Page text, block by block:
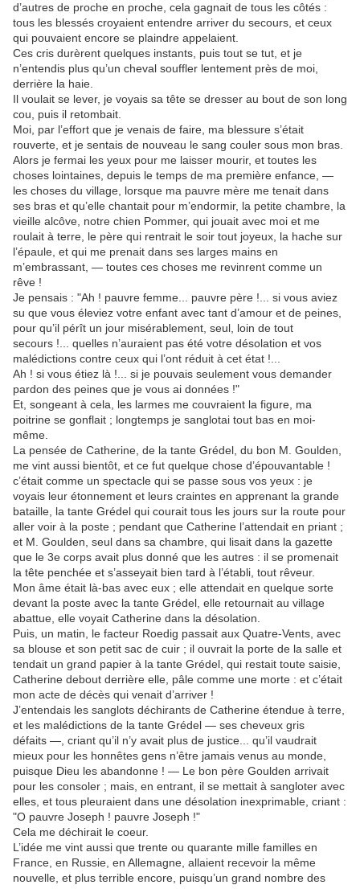
d’autres de proche en proche, cela gagnait de tous les côtés :
tous les blessés croyaient entendre arriver du secours, et ceux
qui pouvaient encore se plaindre appelaient.
Ces cris durèrent quelques instants, puis tout se tut, et je
n’entendis plus qu’un cheval souffler lentement près de moi,
derrière la haie.
Il voulait se lever, je voyais sa tête se dresser au bout de son long
cou, puis il retombait.
Moi, par l’effort que je venais de faire, ma blessure s’était
rouverte, et je sentais de nouveau le sang couler sous mon bras.
Alors je fermai les yeux pour me laisser mourir, et toutes les
choses lointaines, depuis le temps de ma première enfance, —
les choses du village, lorsque ma pauvre mère me tenait dans
ses bras et qu’elle chantait pour m’endormir, la petite chambre, la
vieille alcôve, notre chien Pommer, qui jouait avec moi et me
roulait à terre, le père qui rentrait le soir tout joyeux, la hache sur
l’épaule, et qui me prenait dans ses larges mains en
m’embrassant, — toutes ces choses me revinrent comme un
rêve !
Je pensais : "Ah ! pauvre femme... pauvre père !... si vous aviez
su que vous éleviez votre enfant avec tant d’amour et de peines,
pour qu’il pérît un jour misérablement, seul, loin de tout
secours !... quelles n’auraient pas été votre désolation et vos
malédictions contre ceux qui l’ont réduit à cet état !...
Ah ! si vous étiez là !... si je pouvais seulement vous demander
pardon des peines que je vous ai données !"
Et, songeant à cela, les larmes me couvraient la figure, ma
poitrine se gonflait ; longtemps je sanglotai tout bas en moi-
même.
La pensée de Catherine, de la tante Grédel, du bon M. Goulden,
me vint aussi bientôt, et ce fut quelque chose d’épouvantable !
c’était comme un spectacle qui se passe sous vos yeux : je
voyais leur étonnement et leurs craintes en apprenant la grande
bataille, la tante Grédel qui courait tous les jours sur la route pour
aller voir à la poste ; pendant que Catherine l’attendait en priant ;
et M. Goulden, seul dans sa chambre, qui lisait dans la gazette
que le 3e corps avait plus donné que les autres : il se promenait
la tête penchée et s’asseyait bien tard à l’établi, tout rêveur.
Mon âme était là-bas avec eux ; elle attendait en quelque sorte
devant la poste avec la tante Grédel, elle retournait au village
abattue, elle voyait Catherine dans la désolation.
Puis, un matin, le facteur Roedig passait aux Quatre-Vents, avec
sa blouse et son petit sac de cuir ; il ouvrait la porte de la salle et
tendait un grand papier à la tante Grédel, qui restait toute saisie,
Catherine debout derrière elle, pâle comme une morte : et c’était
mon acte de décès qui venait d’arriver !
J’entendais les sanglots déchirants de Catherine étendue à terre,
et les malédictions de la tante Grédel — ses cheveux gris
défaits —, criant qu’il n’y avait plus de justice... qu’il vaudrait
mieux pour les honnêtes gens n’être jamais venus au monde,
puisque Dieu les abandonne ! — Le bon père Goulden arrivait
pour les consoler ; mais, en entrant, il se mettait à sangloter avec
elles, et tous pleuraient dans une désolation inexprimable, criant :
"O pauvre Joseph ! pauvre Joseph !"
Cela me déchirait le coeur.
L’idée me vint aussi que trente ou quarante mille familles en
France, en Russie, en Allemagne, allaient recevoir la même
nouvelle, et plus terrible encore, puisqu’un grand nombre des